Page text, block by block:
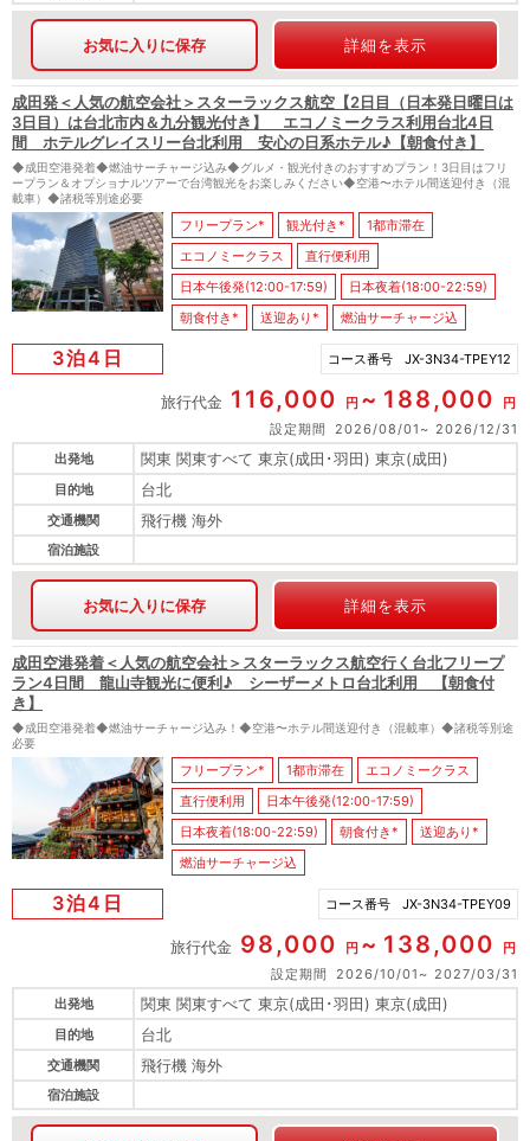
お気に入りに保存 詳細を表示
成田発＜人気の航空会社＞スターラックス航空【2日目（日本発日曜日は
3日目）は台北市内＆九分観光付き】 エコノミークラス利用台北4日
間 ホテルグレイスリー台北利用 安心の日系ホテル♪【朝食付き】
◆成田空港発着◆燃油サーチャージ込み◆グルメ・観光付きのおすすめプラン！3日目はフリ
ープラン＆オプショナルツアーで台湾観光をお楽しみください◆空港〜ホテル間送迎付き（混
載車）◆諸税等別途必要
フリープラン* 観光付き*
1都市滞在
エコノミークラス
直行便利用
日本午後発(12:00-17:59)
日本夜着(18:00-22:59)
朝食付き*
送迎あり* 燃油サーチャージ込
3泊4日 コース番号 JX-3N34-TPEY12
旅行代金 116,000 円 188,000
円
設定期間
2026/08/01
2026/12/31
出発地
関東 関東すべて 東京(成田･羽田) 東京(成田)
目的地 台北
交通機関 飛行機 海外
宿泊施設
お気に入りに保存 詳細を表示
成田空港発着＜人気の航空会社＞スターラックス航空行く台北フリープ
ラン4日間 龍山寺観光に便利♪ シーザーメトロ台北利用 【朝食付
き】
◆成田空港発着◆燃油サーチャージ込み！◆空港〜ホテル間送迎付き（混載車）◆諸税等別途
必要
フリープラン* 1都市滞在
エコノミークラス
直行便利用
日本午後発(12:00-17:59)
日本夜着(18:00-22:59)
朝食付き*
送迎あり*
燃油サーチャージ込
3泊4日 コース番号 JX-3N34-TPEY09
旅行代金 98,000 円 138,000
円
設定期間
2026/10/01
2027/03/31
出発地
関東 関東すべて 東京(成田･羽田) 東京(成田)
目的地 台北
交通機関 飛行機 海外
宿泊施設